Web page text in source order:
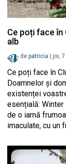
Ce poți face în
alb
de patricia joi,
Ce poți face în
Doamnelor și
existenței
esențială:
de o iarnă
imaculate, cu un